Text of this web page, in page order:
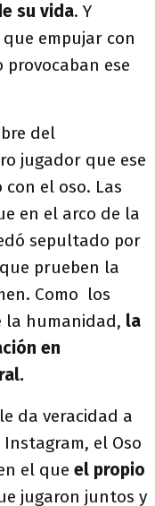
su vida. Y
empujar con
ese
del
jugador que ese
el oso. Las
en el arco de la
sepultado por
prueben la
Como los
la humanidad, la
en
da veracidad a
el Oso
el que el propio
jugaron juntos y